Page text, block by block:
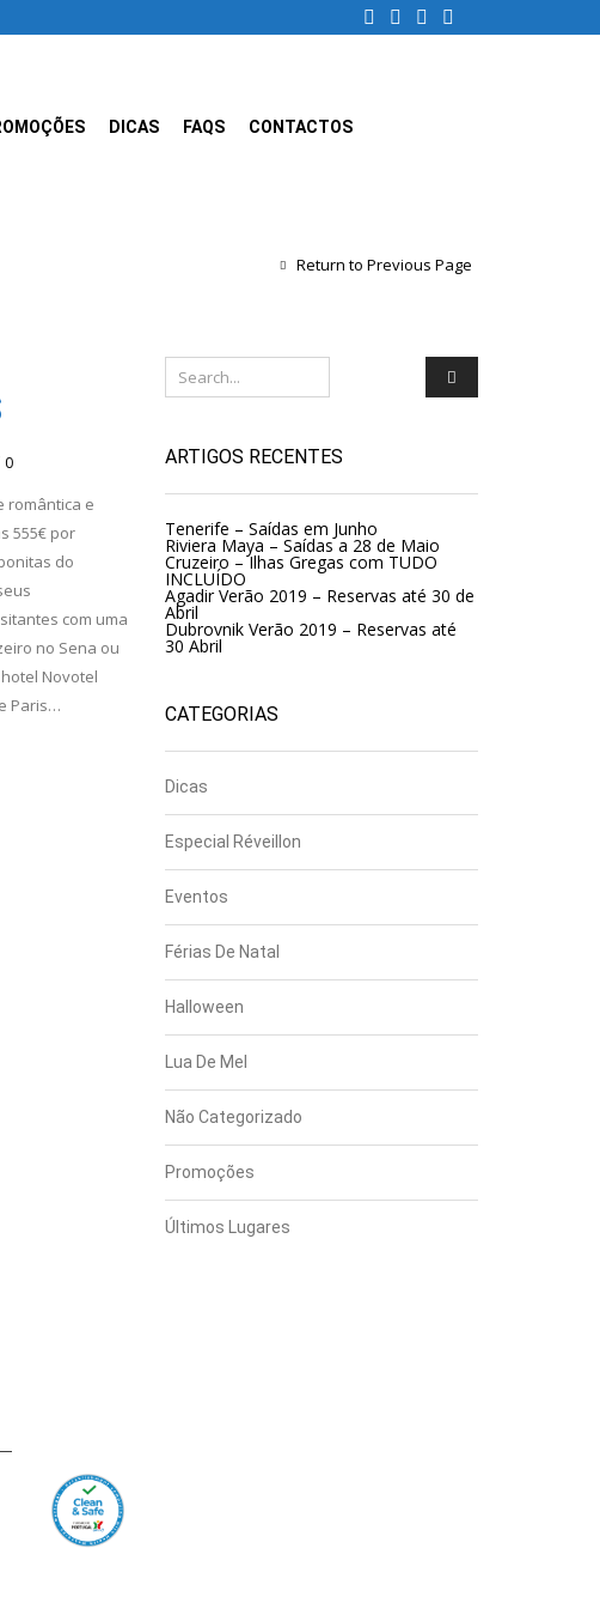
DICAS FAQS CONTACTOS
Return to Previous Page
0
romântica e
555€ por
do
com uma
no Sena ou
Novotel
Paris…
ARTIGOS RECENTES
Tenerife – Saídas em Junho
Riviera Maya – Saídas a 28 de Maio
Cruzeiro – Ilhas Gregas com TUDO
INCLUÍDO
Agadir Verão 2019 – Reservas até 30 de
Abril
Dubrovnik Verão 2019 – Reservas até
30 Abril
CATEGORIAS
Dicas
Especial Réveillon
Eventos
Férias De Natal
Halloween
Lua De Mel
Não Categorizado
Promoções
Últimos Lugares